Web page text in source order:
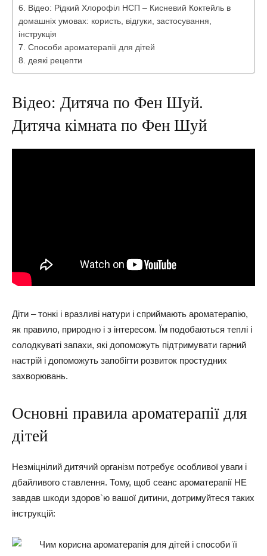
Відео: Рідкий Хлорофіл НСП – Кисневий Коктейль в
домашніх умовах: користь, відгуки, застосування,
інструкція
Способи ароматерапії для дітей
деякі рецепти
Відео: Дитяча по Фен Шуй.
Дитяча кімната по Фен Шуй
Діти – тонкі і вразливі натури і сприймають ароматерапію,
як правило, природно і з інтересом. Їм подобаються теплі і
солодкуваті запахи, які допоможуть підтримувати гарний
настрій і допоможуть запобігти розвиток простудних
захворювань.
Основні правила ароматерапії для
дітей
Незміцнілий дитячий організм потребує особливої уваги і
дбайливого ставлення. Тому, щоб сеанс ароматерапії НЕ
завдав шкоди здоров`ю вашої дитини, дотримуйтеся таких
інструкцій: